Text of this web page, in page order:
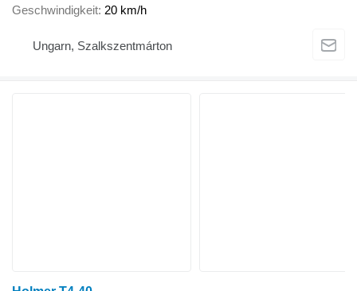
Geschwindigkeit 20 km/h
Ungarn, Szalkszentmárton